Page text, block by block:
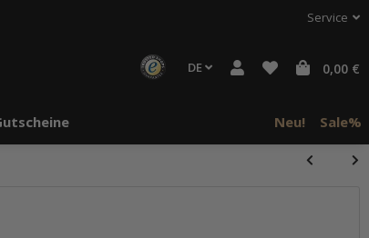
Service
DE 0,00 €
Neu! Sale%